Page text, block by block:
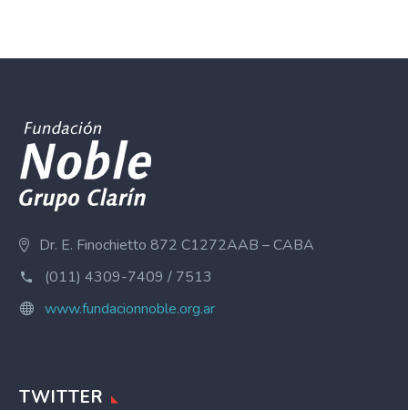
Dr. E. Finochietto 872 C1272AAB – CABA
(011) 4309-7409 / 7513
www.fundacionnoble.org.ar
TWITTER